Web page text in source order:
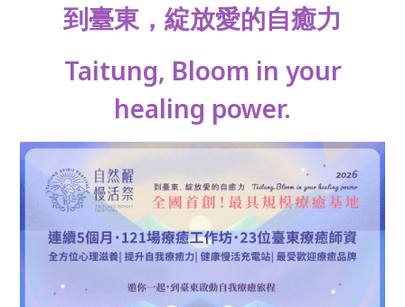
到臺東，綻放愛的自癒力
Taitung, Bloom in your
healing power.